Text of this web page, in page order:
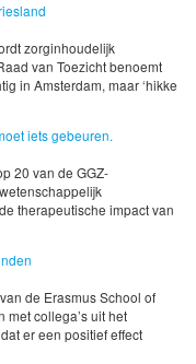
zorginhoudelijk
van Toezicht benoemt
in Amsterdam, maar ‘hikke
iets gebeuren.
20 van de GGZ-
therapeutische impact van
de Erasmus School of
met collega’s uit het
er een positief effect